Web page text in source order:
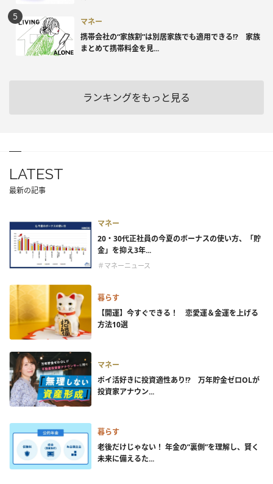
マネー
携帯会社の“家族割”は別居家族でも適用できる!? 家族
まとめて携帯料金を見...
ランキングをもっと見る
LATEST
最新の記事
マネー
20・30代正社員の今夏のボーナスの使い方、「貯
金」を抑え3年...
＃マネーニュース
暮らす
【開運】今すぐできる！ 恋愛運＆金運を上げる
方法10選
マネー
ポイ活好きに投資適性あり!? 万年貯金ゼロOLが
投資家アナウン...
暮らす
老後だけじゃない！ 年金の”裏側”を理解し、賢く
未来に備えるた...